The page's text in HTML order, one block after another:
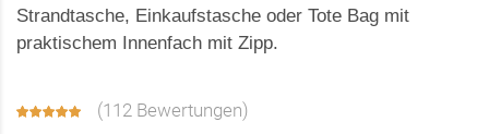
Strandtasche, Einkaufstasche oder Tote Bag mit
praktischem Innenfach mit Zipp.
(112 Bewertungen)